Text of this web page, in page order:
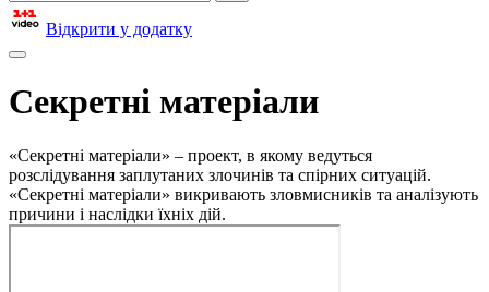
Відкрити у додатку
Секретні матеріали
«Секретні матеріали» – проект, в якому ведуться
розслідування заплутаних злочинів та спірних ситуацій.
«Секретні матеріали» викривають зловмисників та аналізують
причини і наслідки їхніх дій.